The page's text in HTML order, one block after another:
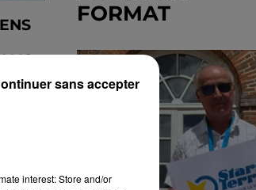
FORMAT
interest: Store and/or
sans accepter